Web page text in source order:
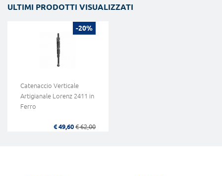
ULTIMI PRODOTTI VISUALIZZATI
-20%
Catenaccio Verticale
Artigianale Lorenz 2411 in
Ferro
€ 49,60 € 62,00